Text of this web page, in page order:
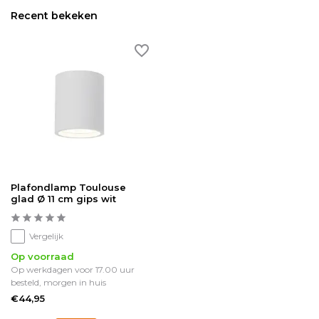
Recent bekeken
Plafondlamp Toulouse
glad Ø 11 cm gips wit
Vergelijk
Op voorraad
Op werkdagen voor 17.00 uur
besteld, morgen in huis
€44,95